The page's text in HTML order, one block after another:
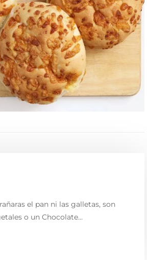
el pan ni las galletas, son
o un Chocolate…